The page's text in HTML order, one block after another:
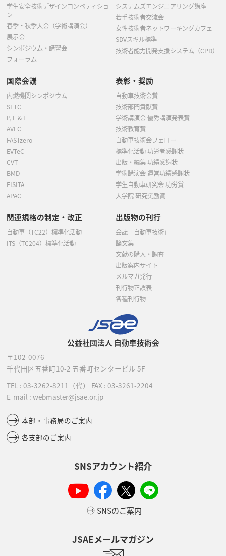
公益社団法人 自動車技術会
〒102-0076
千代田区五番町10-2 五番町センタービル 5F
TEL : 03-3262-8211 （代） FAX : 03-3261-2204
E-mail : webmaster@jsae.or.jp
本部・事務局のご案内
各支部のご案内
SNSアカウント紹介
SNSのご案内
JSAEメールマガジン
学生安全技術デザインコンペティショ
ン
春季・秋季大会（学術講演会）
展示会
シンポジウム・講習会
フォーラム
システムズエンジニアリング講座
若手技術者交流会
女性技術者ネットワーキングカフェ
SDVスキル標準
技術者能力開発支援システム（CPD）
国際会議
内燃機関シンポジウム
SETC
P, E & L
AVEC
FASTzero
EVTeC
CVT
BMD
FISITA
APAC
表彰・奨励
自動車技術会賞
技術部門貢献賞
学術講演会 優秀講演発表賞
技術教育賞
自動車技術会フェロー
標準化活動 功労者感謝状
出版・編集 功績感謝状
学術講演会 運営功績感謝状
学生自動車研究会 功労賞
大学院 研究奨励賞
関連規格の制定・改正
自動車（TC22）標準化活動
ITS（TC204）標準化活動
出版物の刊行
会誌「自動車技術」
論文集
文献の購入・調査
出版案内サイト
メルマガ発行
刊行物正誤表
各種刊行物